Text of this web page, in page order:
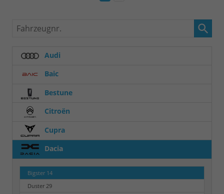
Fahrzeugnr.
Audi
Baic
Bestune
Citroën
Cupra
Dacia
Bigster 14
Duster 29